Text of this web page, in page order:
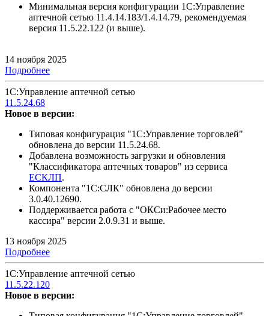
Минимальная версия конфигурации 1С:Управление
аптечной сетью 11.4.14.183/1.4.14.79, рекомендуемая
версия 11.5.22.122 (и выше).
14 ноября 2025
Подробнее
1С:Управление аптечной сетью
11.5.24.68
Новое в версии:
Типовая конфигурация "1С:Управление торговлей"
обновлена до версии 11.5.24.68.
Добавлена возможность загрузки и обновления
"Классификатора аптечных товаров" из сервиса
ЕСКЛП.
Компонента "1С:СЛК" обновлена до версии
3.0.40.12690.
Поддерживается работа с "ОКСи:Рабочее место
кассира" версии 2.0.9.31 и выше.
13 ноября 2025
Подробнее
1С:Управление аптечной сетью
11.5.22.120
Новое в версии: